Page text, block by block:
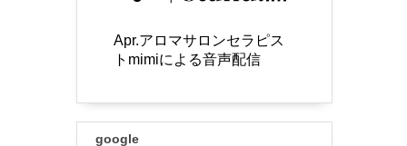
Apr.アロマサロンセラピス
トmimiによる音声配信
google